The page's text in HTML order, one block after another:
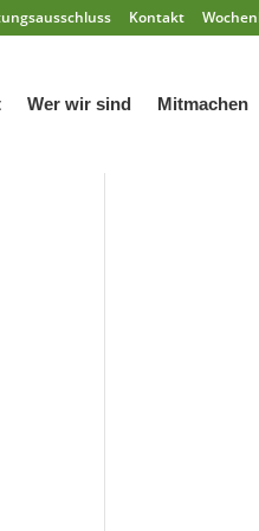
Kontakt
Wer wir sind Mitmachen